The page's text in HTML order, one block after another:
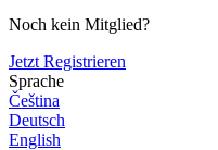
Noch kein Mitglied?
Jetzt Registrieren
Sprache
Čeština
Deutsch
English